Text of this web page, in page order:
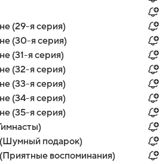
(29-я серия)
(30-я серия)
(31-я серия)
(32-я серия)
(33-я серия)
(34-я серия)
(35-я серия)
подарок)
воспоминания)